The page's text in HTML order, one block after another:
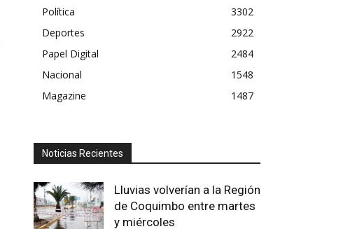
Política
3302
Deportes
2922
Papel Digital
2484
Nacional
1548
Magazine
1487
Noticias Recientes
Lluvias volverían a la Región
de Coquimbo entre martes
y miércoles